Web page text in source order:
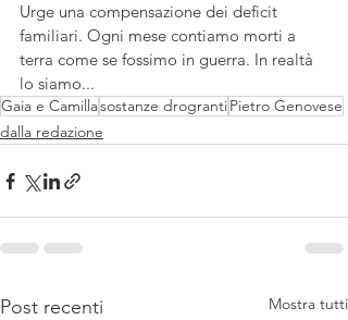
Urge una compensazione dei deficit
familiari. Ogni mese contiamo morti a
terra come se fossimo in guerra. In realtà
lo siamo...
Gaia e Camillasostanze drograntiPietro Genovese
dalla redazione
Post recenti Mostra tutti